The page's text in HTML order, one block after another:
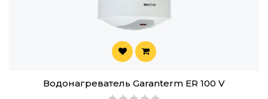
Водонагреватель Garanterm ER 100 V